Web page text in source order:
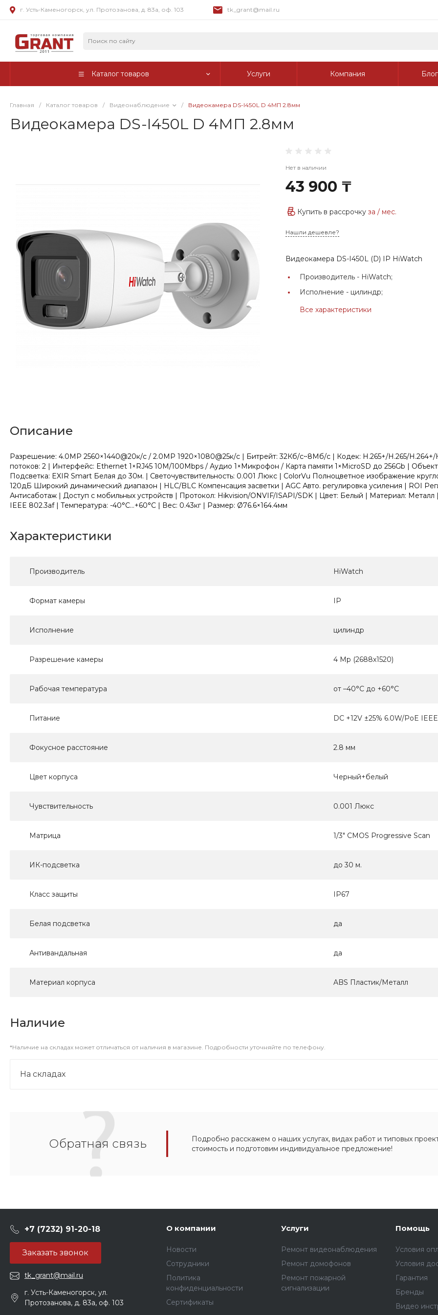
г. Усть-Каменогорск, ул. Протозанова, д. 83а, оф. 103 tk_grant@mail.ru
Каталог товаров Услуги Компания Блог
Главная / Каталог товаров / Видеонаблюдение / Видеокамера DS-I450L D 4МП 2.8мм
Видеокамера DS-I450L D 4МП 2.8мм
Нет в наличии
43 900 ₸
Купить в рассрочкуза/ мес.
Нашли дешевле?
Видеокамера DS-I450L (D) IP HiWatch
Производитель - HiWatch;
Исполнение - цилиндр;
Все характеристики
Описание
Разрешение: 4.0МР 2560×1440@20к/с / 2.0МР 1920×1080@25к/с | Битрейт: 32Кб/с~8Мб/с | Кодек: H.265+/H.265/H.264+/
потоков: 2 | Интерфейс: Ethernet 1×RJ45 10M/100Mbps / Аудио 1×Микрофон / Карта памяти 1×MicroSD до 256Gb |
Подсветка: EXIR Smart Белая до 30м. | Светочувствительность: 0.001 Люкс | ColorVu Полноцветное изображение
120дБ Широкий динамический диапазон | HLC/BLC Компенсация засветки | AGC Авто. регулировка усиления | ROI
Антисаботаж | Доступ с мобильных устройств | Протокол: Hikvision/ONVIF/ISAPI/SDK | Цвет: Белый | Материал: Металл
IEEE 802.3af | Температура: -40°C...+60°C | Вес: 0.43кг | Размер: Ø76.6×164.4мм
Характеристики
Производитель HiWatch
Формат камеры IP
Исполнение цилиндр
Разрешение камеры 4 Мр (2688х1520)
Рабочая температура от –40°C до +60°C
Питание DC +12V ±25% 6.0W/PoE
Фокусное расстояние 2.8 мм
Цвет корпуса Черный+белый
Чувствительность 0.001 Люкс
Матрица 1/3" CMOS Progressive Scan
ИК-подсветка до 30 м.
Класс защиты IP67
Белая подсветка да
Антивандальная да
Материал корпуса ABS Пластик/Металл
Наличие
*Наличие на складах может отличаться от наличия в магазине. Подробности уточняйте по телефону.
На складах
Обратная связь
Подробно расскажем о наших услугах, видах работ и типовых
стоимость и подготовим индивидуальное предложение!
+7 (7232) 91-20-18
Заказать звонок
tk_grant@mail.ru
г. Усть-Каменогорск, ул.
Протозанова, д. 83а, оф. 103
О компании
Новости
Сотрудники
Политика
конфиденциальности
Сертификаты
Услуги
Ремонт видеонаблюдения
Ремонт домофонов
Ремонт пожарной
сигнализации
Помощь
Условия
Условия
Гарантия
Бренды
Видео